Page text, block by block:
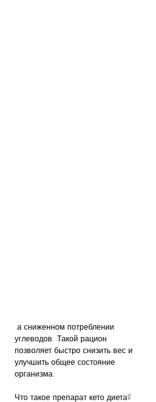
углеводов. Такой рацион
позволяет быстро снизить вес и
улучшить общее состояние
организма.
Что такое препарат кето диета?